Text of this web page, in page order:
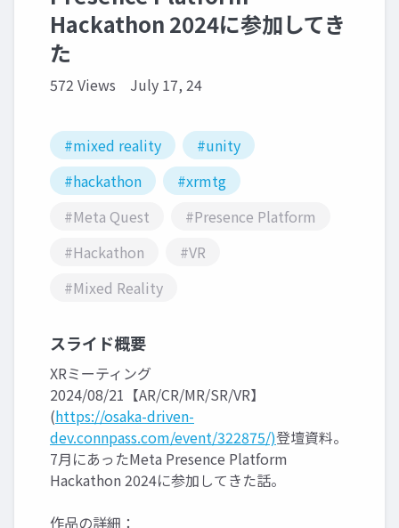
Hackathon 2024に参加してき
た
572 Views July 17, 24
#mixed reality
#unity
#hackathon
#xrmtg
#Meta Quest
#Presence Platform
#Hackathon
#VR
#Mixed Reality
スライド概要
XRミーティング
2024/08/21【AR/CR/MR/SR/VR】
(https://osaka-driven-
dev.connpass.com/event/322875/)登壇資料。
7月にあったMeta Presence Platform
Hackathon 2024に参加してきた話。
作品の詳細：